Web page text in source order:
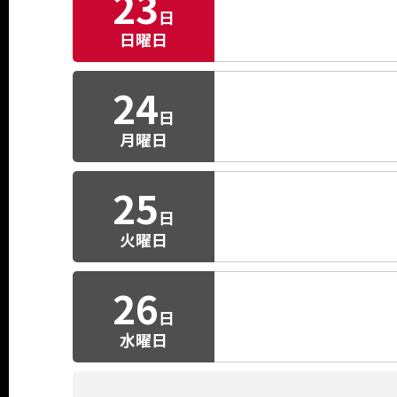
日
日曜日
24日
月曜日
25日
火曜日
26日
水曜日